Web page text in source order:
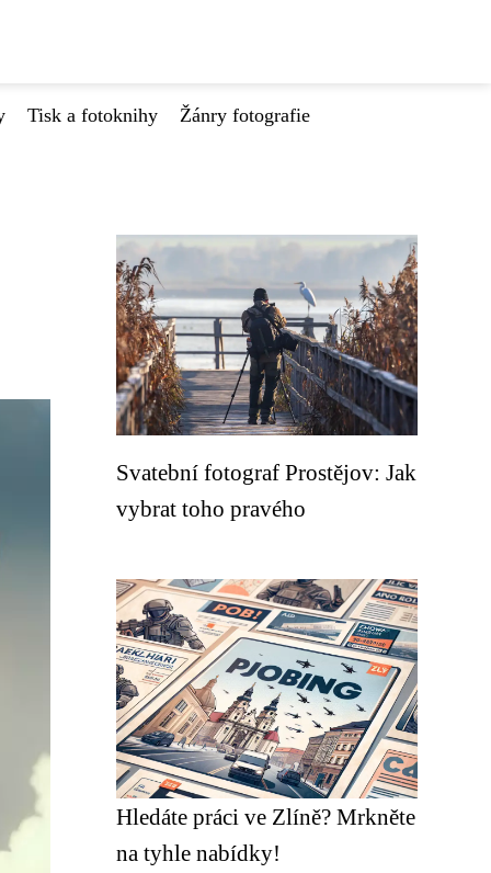
Tisk a fotoknihy Žánry fotografie
Svatební fotograf Prostějov: Jak
vybrat toho pravého
Hledáte práci ve Zlíně? Mrkněte
na tyhle nabídky!